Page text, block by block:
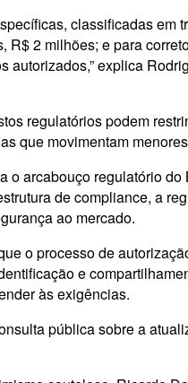
classificadas em
2 milhões; e para
explica
regulatórios podem
que movimentam
arcabouço regulatório
de compliance, a
ao mercado.
o processo de
e
às exigências.
pública sobre a